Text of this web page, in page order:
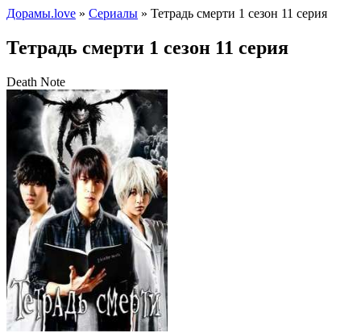
Дорамы.love » Сериалы » Тетрадь смерти 1 сезон 11 серия
Тетрадь смерти 1 сезон 11 серия
Death Note